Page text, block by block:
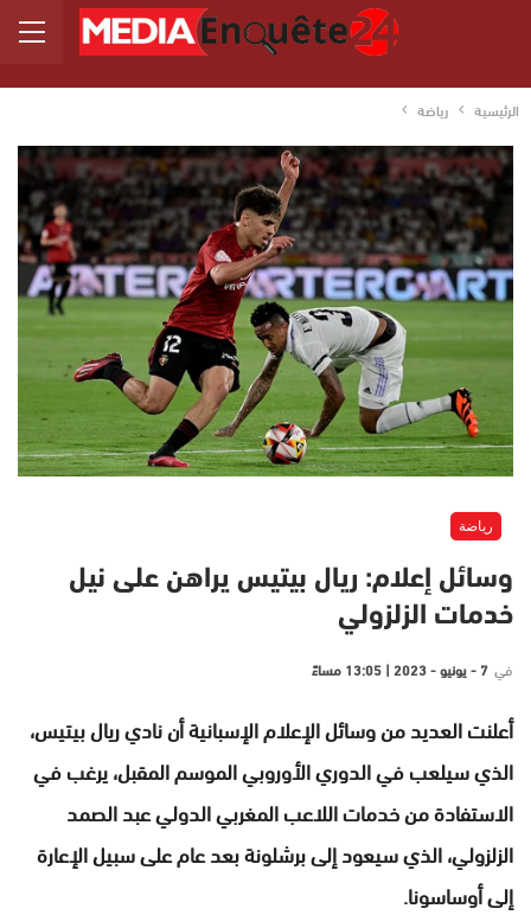
الرئيسية رياضة
رياضة
وسائل إعلام: ريال بيتيس يراهن على نيل
خدمات الزلزولي
في 7 - يونيو - 2023 | 13:05 مساءً
أعلنت العديد من وسائل الإعلام الإسبانية أن نادي ريال بيتيس،
الذي سيلعب في الدوري الأوروبي الموسم المقبل، يرغب في
الاستفادة من خدمات اللاعب المغربي الدولي عبد الصمد
الزلزولي، الذي سيعود إلى برشلونة بعد عام على سبيل الإعارة
إلى أوساسونا.